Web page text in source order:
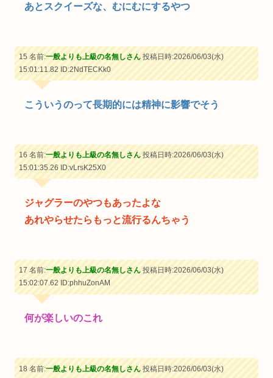
あとスクイーズな、むにむにするやつ
15 名前:一般よりも上級の名無しさん投稿日時:2026/06/03(水)
15:01:11.82ID:2NdTECKk0
こういうのって長期的には精神に影響でそう
16 名前:一般よりも上級の名無しさん投稿日時:2026/06/03(水)
15:01:35.26ID:vLrsK25X0
ジャグラーのやつもあったよな
あれやらせたらもっと流行るんちゃう
17 名前:一般よりも上級の名無しさん投稿日時:2026/06/03(水)
15:02:07.62ID:phhuZonAM
何が楽しいのこれ
18 名前:一般よりも上級の名無しさん投稿日時:2026/06/03(水)